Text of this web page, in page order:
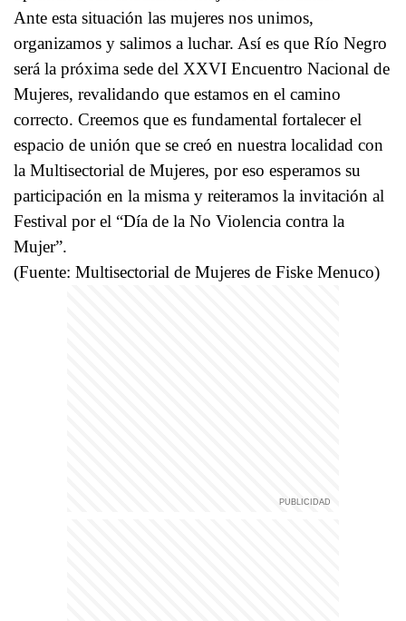
Ante esta situación las mujeres nos unimos,
organizamos y salimos a luchar. Así es que Río Negro
será la próxima sede del XXVI Encuentro Nacional de
Mujeres, revalidando que estamos en el camino
correcto. Creemos que es fundamental fortalecer el
espacio de unión que se creó en nuestra localidad con
la Multisectorial de Mujeres, por eso esperamos su
participación en la misma y reiteramos la invitación al
Festival por el “Día de la No Violencia contra la
Mujer”.
(Fuente: Multisectorial de Mujeres de Fiske Menuco)